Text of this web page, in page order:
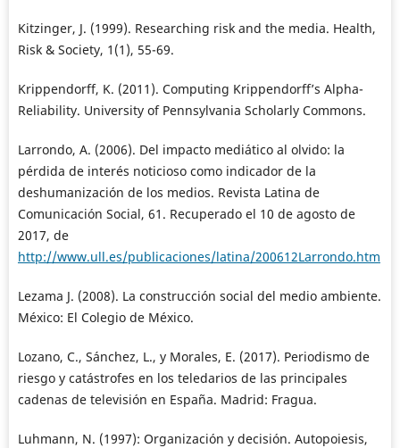
Kitzinger, J. (1999). Researching risk and the media. Health,
Risk & Society, 1(1), 55-69.
Krippendorff, K. (2011). Computing Krippendorff’s Alpha-
Reliability. University of Pennsylvania Scholarly Commons.
Larrondo, A. (2006). Del impacto mediático al olvido: la
pérdida de interés noticioso como indicador de la
deshumanización de los medios. Revista Latina de
Comunicación Social, 61. Recuperado el 10 de agosto de
2017, de
http://www.ull.es/publicaciones/latina/200612Larrondo.htm
Lezama J. (2008). La construcción social del medio ambiente.
México: El Colegio de México.
Lozano, C., Sánchez, L., y Morales, E. (2017). Periodismo de
riesgo y catástrofes en los teledarios de las principales
cadenas de televisión en España. Madrid: Fragua.
Luhmann, N. (1997): Organización y decisión. Autopoiesis,